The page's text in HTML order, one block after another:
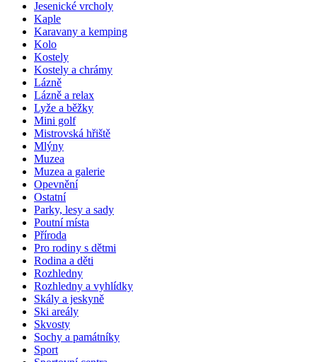
Jesenické vrcholy
Kaple
Karavany a kemping
Kolo
Kostely
Kostely a chrámy
Lázně
Lázně a relax
Lyže a běžky
Mini golf
Mistrovská hřiště
Mlýny
Muzea
Muzea a galerie
Opevnění
Ostatní
Parky, lesy a sady
Poutní místa
Příroda
Pro rodiny s dětmi
Rodina a děti
Rozhledny
Rozhledny a vyhlídky
Skály a jeskyně
Ski areály
Skvosty
Sochy a památníky
Sport